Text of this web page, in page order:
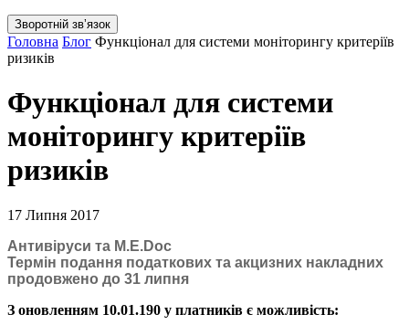
Зворотній звʼязок
Головна Блог Функціонал для системи моніторингу критеріїв
ризиків
Функціонал для системи
моніторингу критеріїв
ризиків
17 Липня 2017
Антивіруси та M.E.Doc
Термін подання податкових та акцизних накладних
продовжено до 31 липня
З оновленням 10.01.190 у платників є можливість: